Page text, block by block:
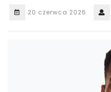
20 czerwca 2026